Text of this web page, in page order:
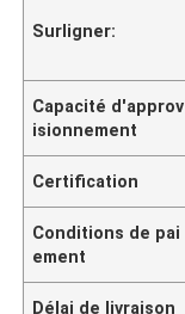
Surligner:
Capacité d'approv
isionnement
Certification
Conditions de pai
ement
Délai de livraison